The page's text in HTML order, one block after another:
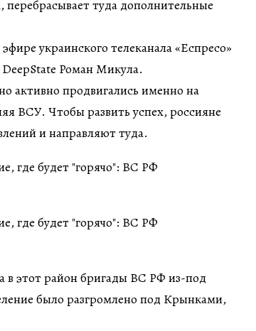
перебрасывает туда дополнительные
украинского телеканала «Еспресо»
Роман Микула.
активно продвигались именно на
ВСУ. Чтобы развить успех, россияне
и направляют туда.
в этот район бригады ВС РФ из-под
было разгромлено под Крынками,